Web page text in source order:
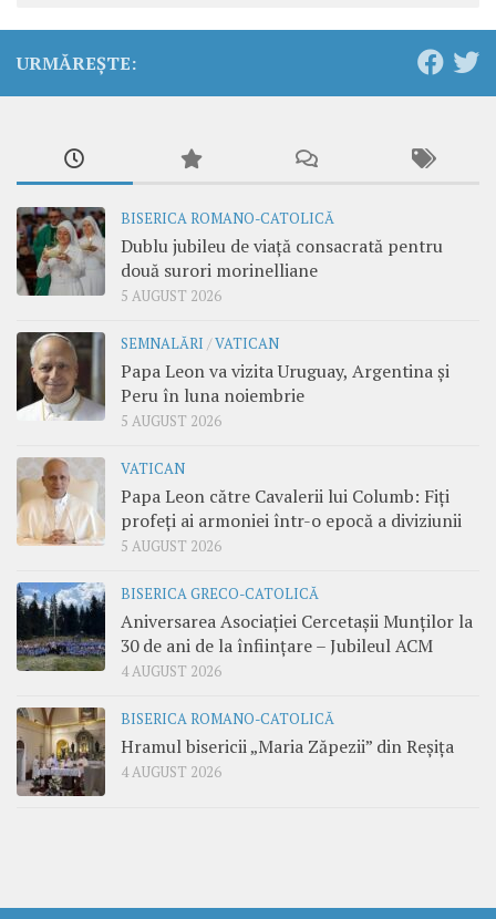
URMĂREȘTE:
BISERICA ROMANO-CATOLICĂ
Dublu jubileu de viață consacrată pentru
două surori morinelliane
5 AUGUST 2026
SEMNALĂRI /VATICAN
Papa Leon va vizita Uruguay, Argentina și
Peru în luna noiembrie
5 AUGUST 2026
VATICAN
Papa Leon către Cavalerii lui Columb: Fiți
profeți ai armoniei într-o epocă a diviziunii
5 AUGUST 2026
BISERICA GRECO-CATOLICĂ
Aniversarea Asociației Cercetașii Munților la
30 de ani de la înființare – Jubileul ACM
4 AUGUST 2026
BISERICA ROMANO-CATOLICĂ
Hramul bisericii „Maria Zăpezii” din Reșița
4 AUGUST 2026